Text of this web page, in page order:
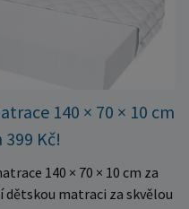
cenu.
140 × 70 × 10 cm
Kč!
140 × 70 × 10 cm za
dětskou matraci za skvělou